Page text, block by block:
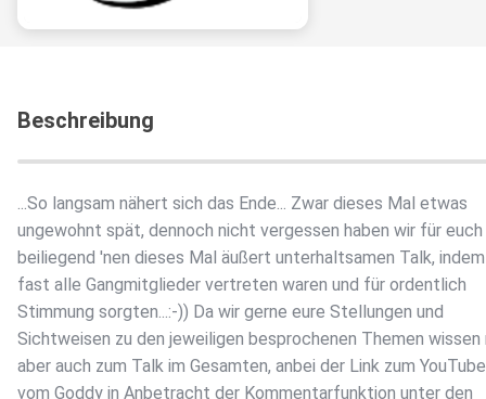
Beschreibung
...So langsam nähert sich das Ende...️ Zwar dieses Mal etwas
ungewohnt spät, dennoch nicht vergessen haben wir für euch
beiliegend 'nen dieses Mal äußert unterhaltsamen Talk,
fast alle Gangmitglieder vertreten waren und für ordentlich
Stimmung sorgten...:-)) Da wir gerne eure Stellungen und
Sichtweisen zu den jeweiligen besprochenen Themen wissen
aber auch zum Talk im Gesamten, anbei der Link zum
vom Goddy in Anbetracht der Kommentarfunktion unter den